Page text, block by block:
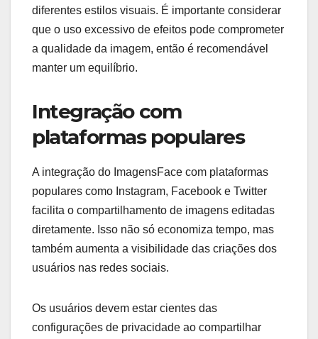
diferentes estilos visuais. É importante considerar
que o uso excessivo de efeitos pode comprometer
a qualidade da imagem, então é recomendável
manter um equilíbrio.
Integração com
plataformas populares
A integração do ImagensFace com plataformas
populares como Instagram, Facebook e Twitter
facilita o compartilhamento de imagens editadas
diretamente. Isso não só economiza tempo, mas
também aumenta a visibilidade das criações dos
usuários nas redes sociais.
Os usuários devem estar cientes das
configurações de privacidade ao compartilhar